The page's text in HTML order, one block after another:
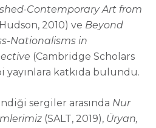
Contemporary Art from
2010) ve Beyond
Nationalisms in
(Cambridge Scholars
yayınlara katkıda bulundu.
sergiler arasında Nur
(SALT, 2019), Üryan,